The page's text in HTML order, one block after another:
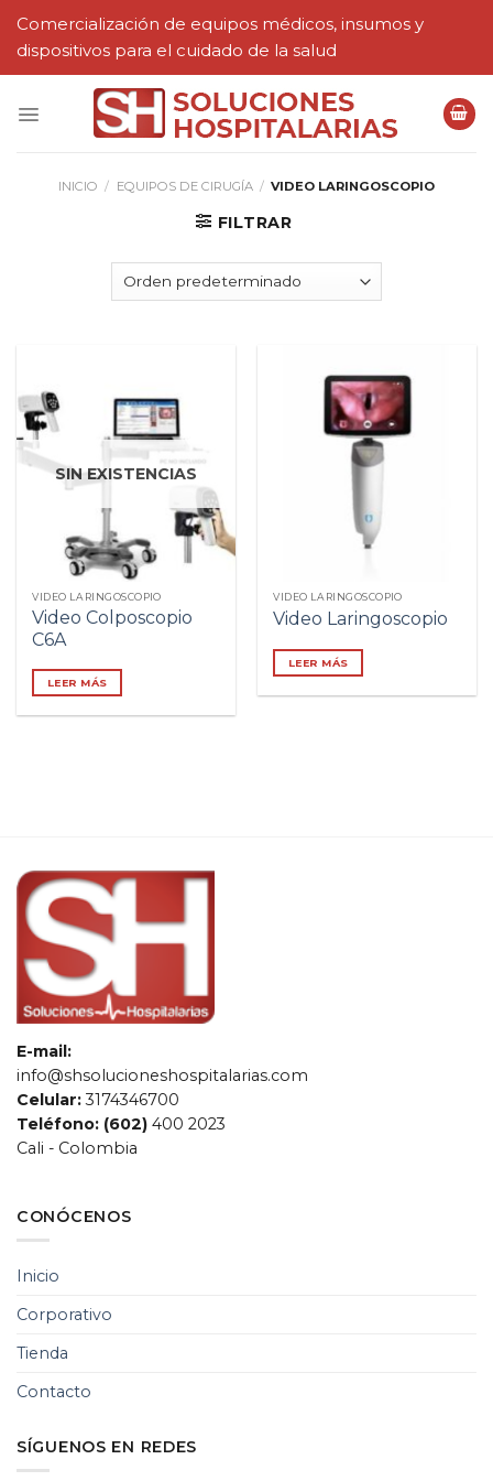
content
Comercialización de equipos médicos, insumos y
dispositivos para el cuidado de la salud
INICIO / EQUIPOS DE CIRUGÍA / VIDEO LARINGOSCOPIO
FILTRAR
SIN EXISTENCIAS
VIDEO LARINGOSCOPIO
Video Colposcopio
C6A
LEER MÁS
VIDEO LARINGOSCOPIO
Video Laringoscopio
LEER MÁS
E-mail:
info@shsolucioneshospitalarias.com
Celular:3174346700
Teléfono: (602) 400 2023
Cali - Colombia
CONÓCENOS
Inicio
Corporativo
Tienda
Contacto
SÍGUENOS EN REDES